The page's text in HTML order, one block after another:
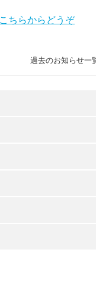
ちらからどうぞ
過去のお知らせ一